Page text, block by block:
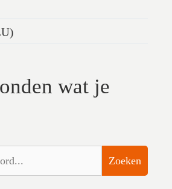
wat je
Zoeken